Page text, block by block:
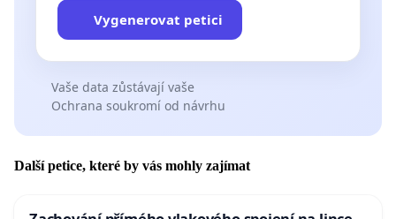
Vygenerovat petici
Vaše data zůstávají vaše
Ochrana soukromí od návrhu
Další petice, které by vás mohly zajímat